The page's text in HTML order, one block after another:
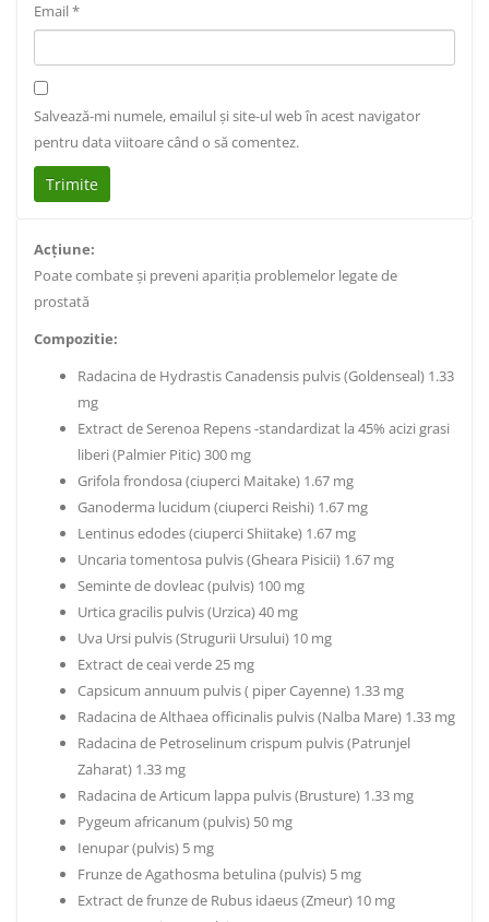
Email*
Salvează-mi numele, emailul și site-ul web în acest navigator
pentru data viitoare când o să comentez.
Acţiune:
Poate combate şi preveni apariţia problemelor legate de
prostată
Compozitie:
Radacina de Hydrastis Canadensis pulvis (Goldenseal) 1.33
mg
Extract de Serenoa Repens -standardizat la 45% acizi grasi
liberi (Palmier Pitic) 300 mg
Grifola frondosa (ciuperci Maitake) 1.67 mg
Ganoderma lucidum (ciuperci Reishi) 1.67 mg
Lentinus edodes (ciuperci Shiitake) 1.67 mg
Uncaria tomentosa pulvis (Gheara Pisicii) 1.67 mg
Seminte de dovleac (pulvis) 100 mg
Urtica gracilis pulvis (Urzica) 40 mg
Uva Ursi pulvis (Strugurii Ursului) 10 mg
Extract de ceai verde 25 mg
Capsicum annuum pulvis ( piper Cayenne) 1.33 mg
Radacina de Althaea officinalis pulvis (Nalba Mare) 1.33 mg
Radacina de Petroselinum crispum pulvis (Patrunjel
Zaharat) 1.33 mg
Radacina de Articum lappa pulvis (Brusture) 1.33 mg
Pygeum africanum (pulvis) 50 mg
Ienupar (pulvis) 5 mg
Frunze de Agathosma betulina (pulvis) 5 mg
Extract de frunze de Rubus idaeus (Zmeur) 10 mg